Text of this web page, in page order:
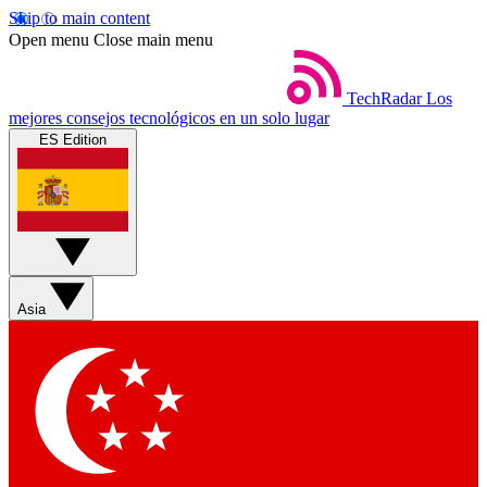
Skip to main content
Open menu Close main menu
TechRadar Los
mejores consejos tecnológicos en un solo lugar
ES Edition
Asia